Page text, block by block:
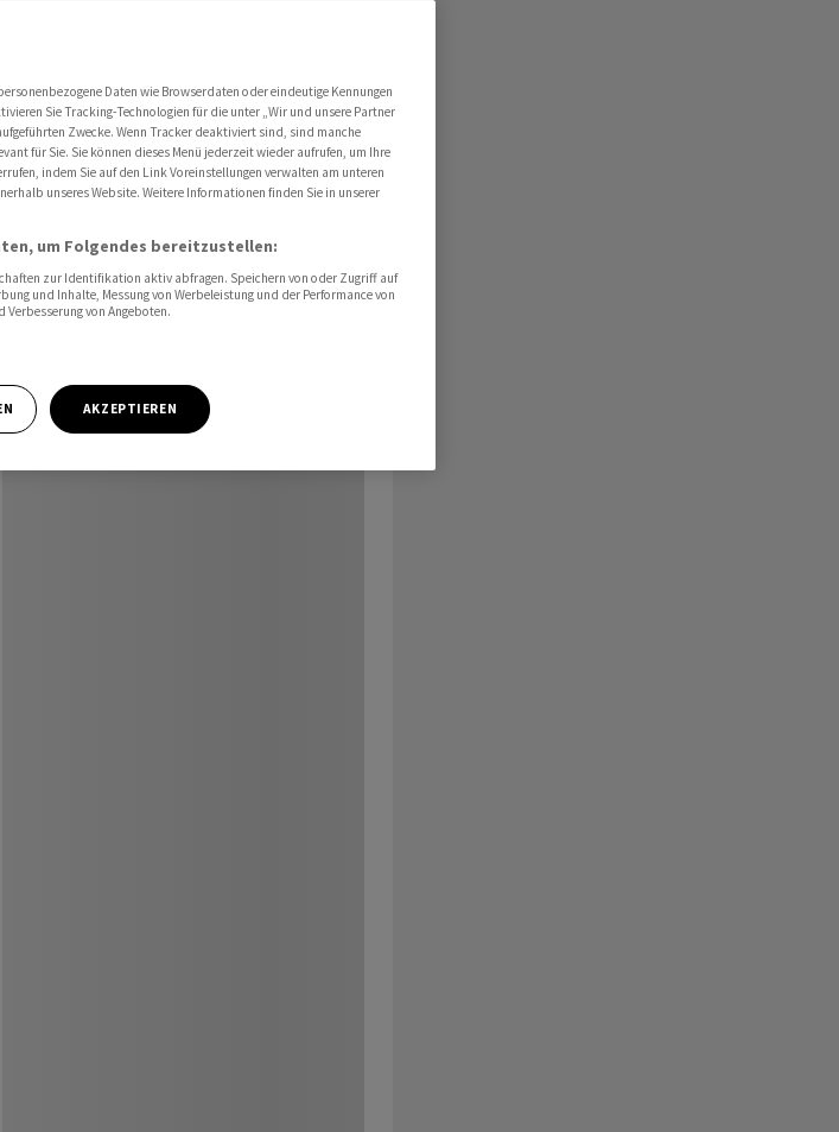
Daten wie Browserdaten oder eindeutige Kennungen
Sie Tracking-Technologien für die unter „Wir und unsere Partner
Zwecke. Wenn Tracker deaktiviert sind, sind manche
für Sie. Sie können dieses Menü jederzeit wieder aufrufen, um Ihre
indem Sie auf den Link Voreinstellungen verwalten am unteren
unseres Website. Weitere Informationen finden Sie in unserer
um Folgendes bereitzustellen:
zur Identifikation aktiv abfragen. Speichern von oder Zugriff auf
und Inhalte, Messung von Werbeleistung und der Performance von
von Angeboten.
AKZEPTIEREN